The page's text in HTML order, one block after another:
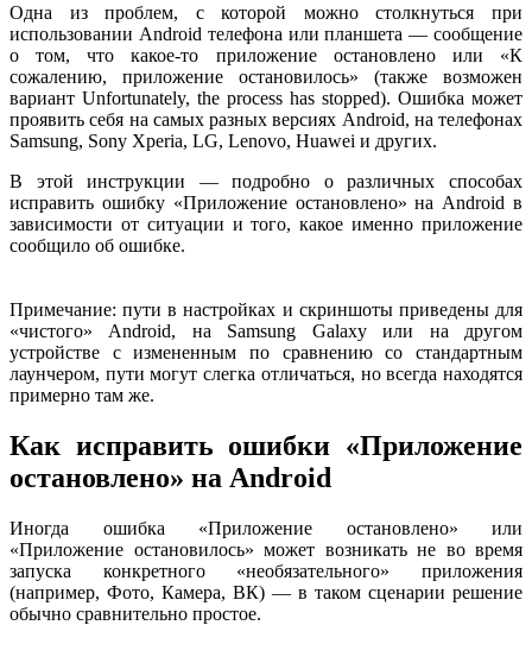
Одна из проблем, с которой можно столкнуться при
использовании Android телефона или планшета — сообщение
о том, что какое-то приложение остановлено или «К
сожалению, приложение остановилось» (также возможен
вариант Unfortunately, the process has stopped). Ошибка может
проявить себя на самых разных версиях Android, на телефонах
Samsung, Sony Xperia, LG, Lenovo, Huawei и других.
В этой инструкции — подробно о различных способах
исправить ошибку «Приложение остановлено» на Android в
зависимости от ситуации и того, какое именно приложение
сообщило об ошибке.
Примечание: пути в настройках и скриншоты приведены для
«чистого» Android, на Samsung Galaxy или на другом
устройстве с измененным по сравнению со стандартным
лаунчером, пути могут слегка отличаться, но всегда находятся
примерно там же.
Как исправить ошибки «Приложение
остановлено» на Android
Иногда ошибка «Приложение остановлено» или
«Приложение остановилось» может возникать не во время
запуска конкретного «необязательного» приложения
(например, Фото, Камера, ВК) — в таком сценарии решение
обычно сравнительно простое.